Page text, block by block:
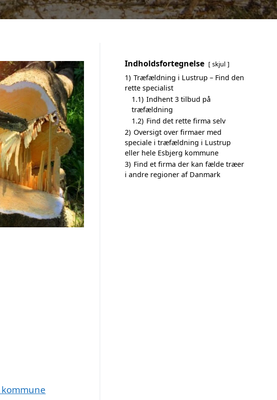
Indholdsfortegnelse skjul
1) Træfældning i Lustrup – Find den
rette specialist
1.1) Indhent 3 tilbud på
træfældning
1.2) Find det rette firma selv
2) Oversigt over firmaer med
speciale i træfældning i Lustrup
eller hele Esbjerg kommune
3) Find et firma der kan fælde træer
i andre regioner af Danmark